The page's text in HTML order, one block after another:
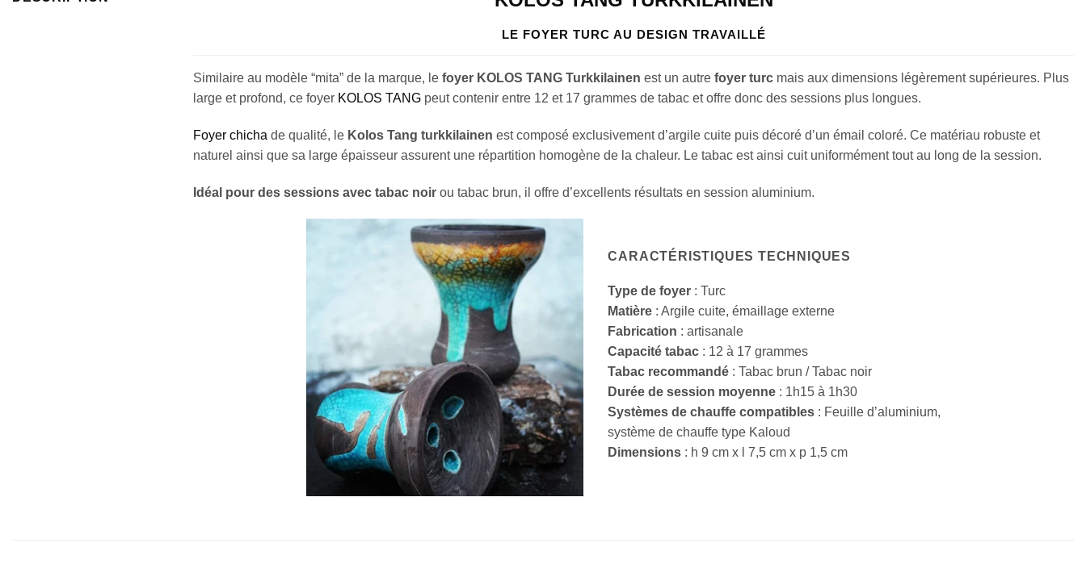
LE FOYER TURC AU DESIGN TRAVAILLÉ
Similaire au modèle “mita” de la marque, le foyer KOLOS TANG Turkkilainen est un autre foyer turc mais aux dimensions légèrement supérieures. Plus
large et profond, ce foyer KOLOS TANG peut contenir entre 12 et 17 grammes de tabac et offre donc des sessions plus longues.
Foyer chicha de qualité, le Kolos Tang turkkilainen est composé exclusivement d’argile cuite puis décoré d’un émail coloré. Ce matériau robuste et
naturel ainsi que sa large épaisseur assurent une répartition homogène de la chaleur. Le tabac est ainsi cuit uniformément tout au long de la session.
Idéal pour des sessions avec tabac noir ou tabac brun, il offre d’excellents résultats en session aluminium.
CARACTÉRISTIQUES TECHNIQUES
Type de foyer : Turc
Matière : Argile cuite, émaillage externe
Fabrication : artisanale
Capacité tabac : 12 à 17 grammes
Tabac recommandé : Tabac brun / Tabac noir
Durée de session moyenne : 1h15 à 1h30
Systèmes de chauffe compatibles : Feuille d’aluminium,
système de chauffe type Kaloud
Dimensions : h 9 cm x l 7,5 cm x p 1,5 cm